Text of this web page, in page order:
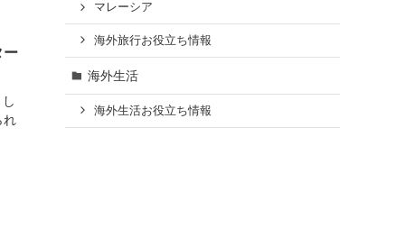
ー
れ
マレーシア
海外旅行お役立ち情報
海外生活
海外生活お役立ち情報